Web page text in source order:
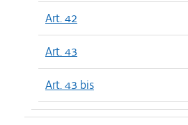
Art. 42
Art. 43
Art. 43 bis